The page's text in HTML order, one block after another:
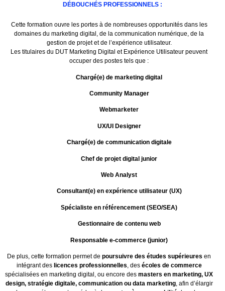
DÉBOUCHÉS PROFESSIONNELS :
Cette formation ouvre les portes à de nombreuses opportunités dans les
domaines du marketing digital, de la communication numérique, de la
gestion de projet et de l’expérience utilisateur.
Les titulaires du DUT Marketing Digital et Expérience Utilisateur peuvent
occuper des postes tels que :
Chargé(e) de marketing digital
Community Manager
Webmarketer
UX/UI Designer
Chargé(e) de communication digitale
Chef de projet digital junior
Web Analyst
Consultant(e) en expérience utilisateur (UX)
Spécialiste en référencement (SEO/SEA)
Gestionnaire de contenu web
Responsable e-commerce (junior)
De plus, cette formation permet depoursuivre des études supérieures en
intégrant des licences professionnelles, des écoles de commerce
spécialisées en marketing digital, ou encore desmasters en marketing, UX
design, stratégie digitale, communication ou data marketing, afin d’élargir